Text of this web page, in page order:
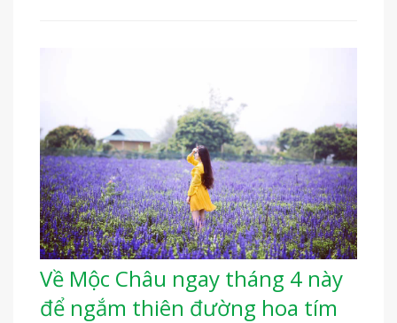
Về Mộc Châu ngay tháng 4 này
để ngắm thiên đường hoa tím